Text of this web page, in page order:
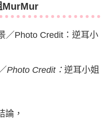
MurMur
Photo Credit： 逆耳小姐
論，